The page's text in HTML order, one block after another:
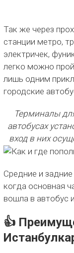
Так же через
станции метро,
электричек,
легко можно
лишь одним
городские
Терминалы
автобусах
вход в них
Средние и
когда основная
вошла в автобус
👍